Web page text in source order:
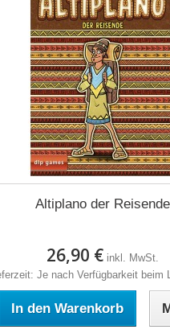
Altiplano der Reisende
26,90 € inkl. MwSt.
Je nach Verfügbarkeit beim
In den Warenkorb